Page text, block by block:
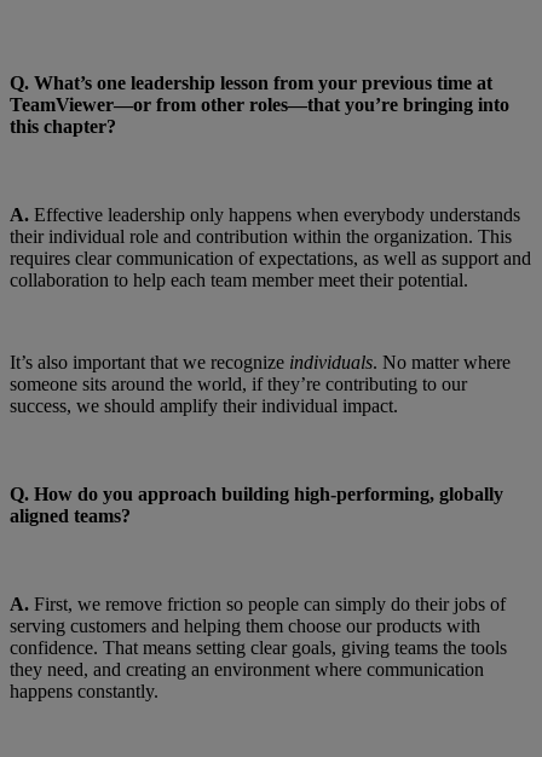
Q. What’s one leadership lesson from your previous time at
TeamViewer—or from other roles—that you’re bringing into
this chapter?
A. Effective leadership only happens when everybody understands
their individual role and contribution within the organization. This
requires clear communication of expectations, as well as support and
collaboration to help each team member meet their potential.
It’s also important that we recognize individuals. No matter where
someone sits around the world, if they’re contributing to our
success, we should amplify their individual impact.
Q. How do you approach building high-performing, globally
aligned teams?
A. First, we remove friction so people can simply do their jobs of
serving customers and helping them choose our products with
confidence. That means setting clear goals, giving teams the tools
they need, and creating an environment where communication
happens constantly.